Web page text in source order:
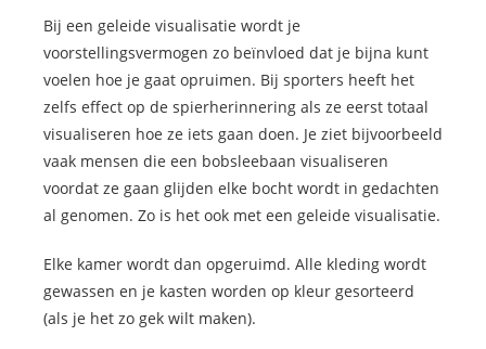
Bij een geleide visualisatie wordt je
voorstellingsvermogen zo beïnvloed dat je bijna kunt
voelen hoe je gaat opruimen. Bij sporters heeft het
zelfs effect op de spierherinnering als ze eerst totaal
visualiseren hoe ze iets gaan doen. Je ziet bijvoorbeeld
vaak mensen die een bobsleebaan visualiseren
voordat ze gaan glijden elke bocht wordt in gedachten
al genomen. Zo is het ook met een geleide visualisatie.
Elke kamer wordt dan opgeruimd. Alle kleding wordt
gewassen en je kasten worden op kleur gesorteerd
(als je het zo gek wilt maken).